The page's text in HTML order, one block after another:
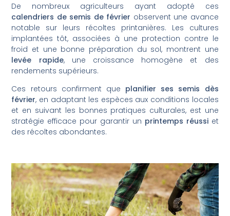
De nombreux agriculteurs ayant adopté ces
calendriers de semis de février observent une avance
notable sur leurs récoltes printanières. Les cultures
implantées tôt, associées à une protection contre le
froid et une bonne préparation du sol, montrent une
levée rapide, une croissance homogène et des
rendements supérieurs.
Ces retours confirment que planifier ses semis dès
février, en adaptant les espèces aux conditions locales
et en suivant les bonnes pratiques culturales, est une
stratégie efficace pour garantir un printemps réussiet
des récoltes abondantes.